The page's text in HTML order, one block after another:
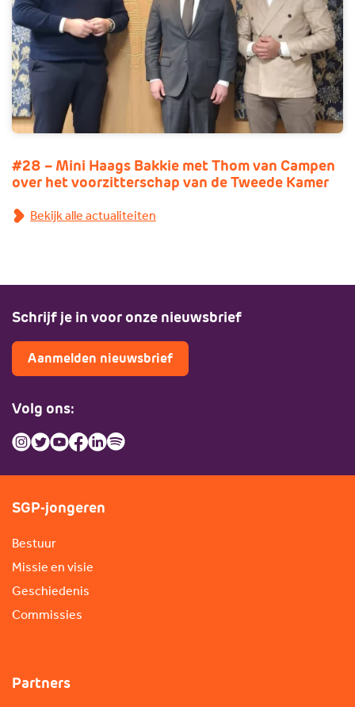
#28 – Mini Haags Bakkie met Thom van Campen
over het voorzitterschap van de Tweede Kamer
Bekijk alle actualiteiten
Schrijf je in voor onze nieuwsbrief
Aanmelden nieuwsbrief
Volg ons:
SGP-jongeren
Bestuur
Missie en visie
Geschiedenis
Commissies
Partners